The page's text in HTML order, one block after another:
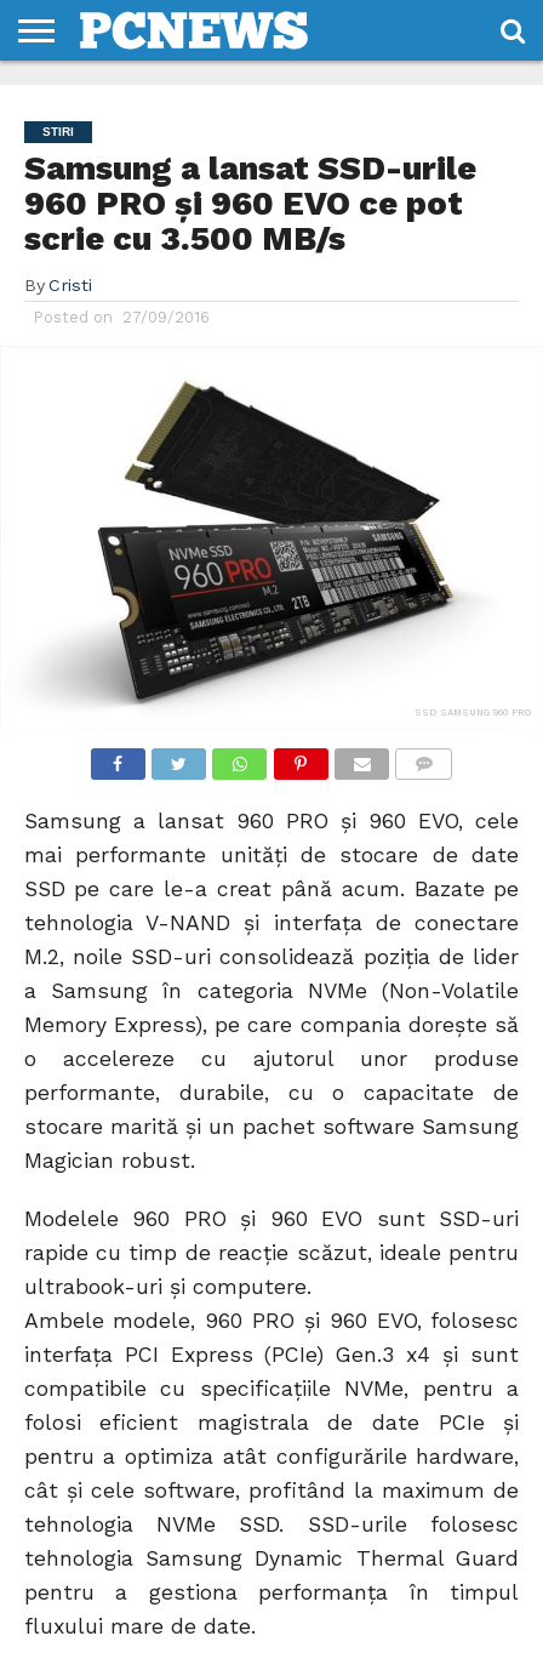
NOI
SI
CONDITII
STIRI
Samsung a lansat SSD-urile
960 PRO și 960 EVO ce pot
scrie cu 3.500 MB/s
By Cristi
Posted on 27/09/2016
SSD SAMSUNG 960 PRO
Samsung a lansat 960 PRO și 960 EVO, cele
mai performante unități de stocare de date
SSD pe care le-a creat până acum. Bazate pe
tehnologia V-NAND și interfața de conectare
M.2, noile SSD-uri consolidează poziția de lider
a Samsung în categoria NVMe (Non-Volatile
Memory Express), pe care compania dorește să
o accelereze cu ajutorul unor produse
performante, durabile, cu o capacitate de
stocare marită și un pachet software Samsung
Magician robust.
Modelele 960 PRO și 960 EVO sunt SSD-uri
rapide cu timp de reacție scăzut, ideale pentru
ultrabook-uri și computere.
Ambele modele, 960 PRO și 960 EVO, folosesc
interfața PCI Express (PCIe) Gen.3 x4 și sunt
compatibile cu specificațiile NVMe, pentru a
folosi eficient magistrala de date PCIe și
pentru a optimiza atât configurările hardware,
cât și cele software, profitând la maximum de
tehnologia NVMe SSD. SSD-urile folosesc
tehnologia Samsung Dynamic Thermal Guard
pentru a gestiona performanța în timpul
fluxului mare de date.